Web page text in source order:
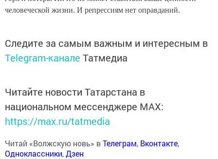
человеческой жизни. И репрессиям нет оправданий.
Следите за самым важным и интересным в
Telegram-канале Татмедиа
Читайте новости Татарстана в
национальном мессенджере MАХ:
https://max.ru/tatmedia
Читай «Волжскую новь» вТелеграм, Вконтакте,
Одноклассники,Дзен